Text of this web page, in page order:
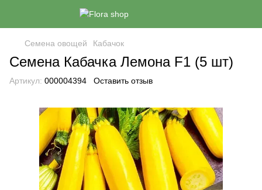
Семена овощей Кабачок
Семена Кабачка Лемона F1 (5 шт)
Артикул: 000004394 Оставить отзыв